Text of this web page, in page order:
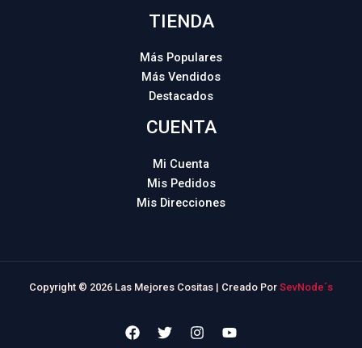
TIENDA
Más Populares
Más Vendidos
Destacados
CUENTA
Mi Cuenta
Mis Pedidos
Mis Direcciones
Copyright © 2026 Las Mejores Cositas | Creado Por SevNode´s